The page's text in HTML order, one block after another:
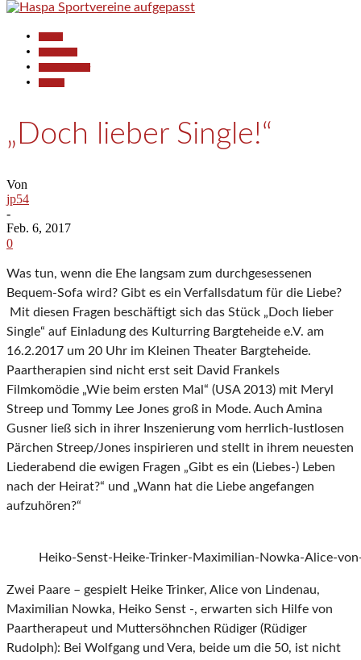
„Doch lieber Single!“
Von
jp54
-
Feb. 6, 2017
0
Was tun, wenn die Ehe langsam zum durchgesessenen
Bequem-Sofa wird? Gibt es ein Verfallsdatum für die Liebe?
Mit diesen Fragen beschäftigt sich das Stück „Doch lieber
Single“ auf Einladung des Kulturring Bargteheide e.V. am
16.2.2017 um 20 Uhr im Kleinen Theater Bargteheide.
Paartherapien sind nicht erst seit David Frankels
Filmkomödie „Wie beim ersten Mal“ (USA 2013) mit Meryl
Streep und Tommy Lee Jones groß in Mode. Auch Amina
Gusner ließ sich in ihrer Inszenierung vom herrlich-lustlosen
Pärchen Streep/Jones inspirieren und stellt in ihrem neuesten
Liederabend die ewigen Fragen „Gibt es ein (Liebes-) Leben
nach der Heirat?“ und „Wann hat die Liebe angefangen
aufzuhören?“
Heiko-Senst-Heike-Trinker-Maximilian-Nowka-Alice-
Zwei Paare – gespielt Heike Trinker, Alice von Lindenau,
Maximilian Nowka, Heiko Senst -, erwarten sich Hilfe von
Paartherapeut und Muttersöhnchen Rüdiger (Rüdiger
Rudolph): Bei Wolfgang und Vera, beide um die 50, ist nicht